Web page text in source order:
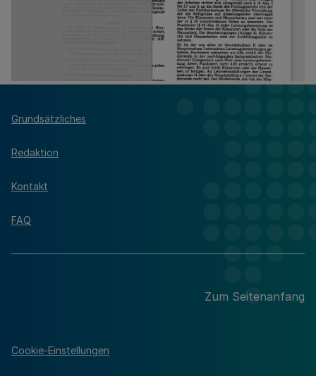
Grundsätzliches
Redaktion
Kontakt
FAQ
Zum Seitenanfang
Cookie-Einstellungen